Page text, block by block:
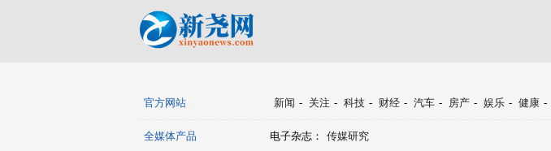
官方网站 新闻 - 关注 - 科技 - 财经 - 汽车 - 房产 - 娱乐 - 健康 -
全媒体产品 电子杂志：
传媒研究